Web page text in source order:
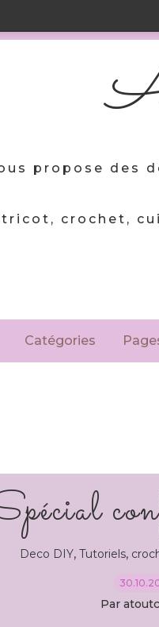
propose des
tricot, crochet,
Catégories
Deco DIY, Tutoriels,
Par